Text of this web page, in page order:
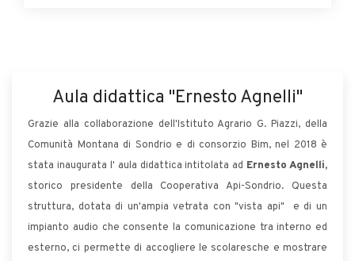
Aula didattica "Ernesto Agnelli"
Grazie alla collaborazione dell'Istituto Agrario G. Piazzi, della
Comunità Montana di Sondrio e di consorzio Bim, nel 2018 è
stata inaugurata l' aula didattica intitolata ad Ernesto Agnelli,
storico presidente della Cooperativa Api-Sondrio. Questa
struttura, dotata di un'ampia vetrata con "vista api" e di un
impianto audio che consente la comunicazione tra interno ed
esterno, ci permette di accogliere le scolaresche e mostrare